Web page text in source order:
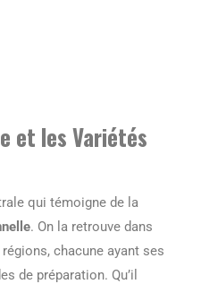
et les Variétés
qui témoigne de la
. On la retrouve dans
chacune ayant ses
de préparation. Qu’il